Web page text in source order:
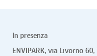
In presenza
ENVIPARK, via Livorno